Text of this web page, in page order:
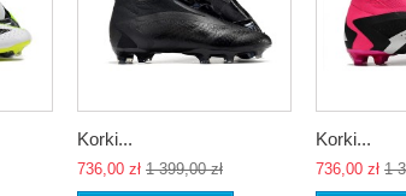
Korki...
736,00 zł 1 399,00 zł
Korki...
736,00 zł 1